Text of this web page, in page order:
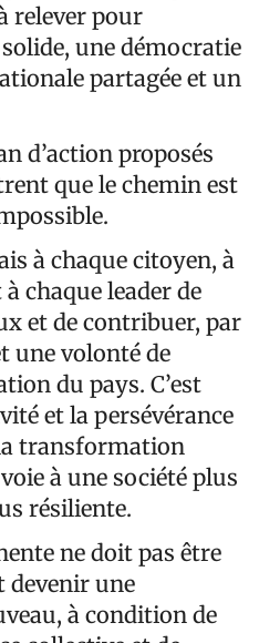
relever pour
une démocratie
partagée et un
d’action proposés
que le chemin est
à chaque citoyen, à
chaque leader de
et de contribuer, par
une volonté de
du pays. C’est
et la persévérance
transformation
à une société plus
résiliente.
ne doit pas être
devenir une
à condition de